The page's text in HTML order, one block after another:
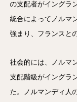
の支配者がイングラ
統合によってノルマ
強まり、フランスと
社会的には、ノルマ
支配階級がイングラ
た。ノルマンディ人